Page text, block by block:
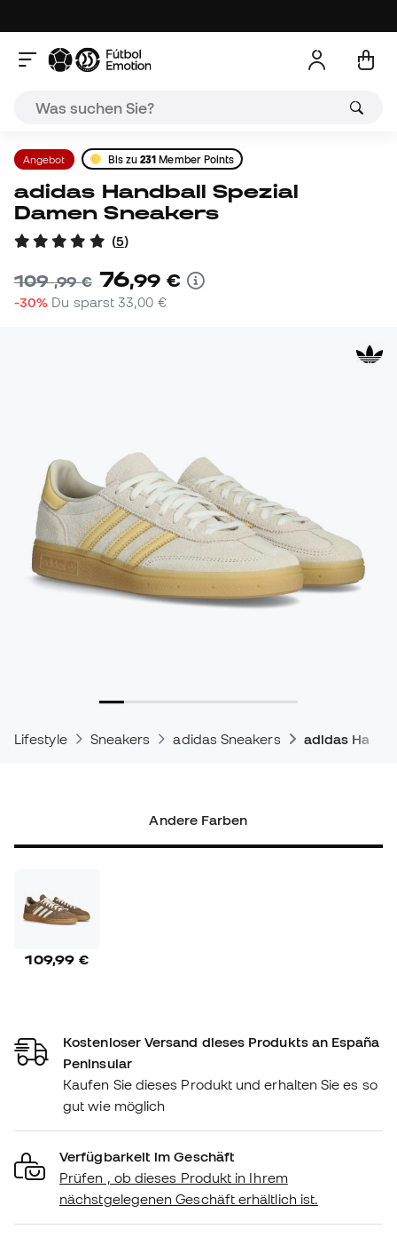
Angebot Bis zu231 Member Points
adidas Handball Spezial
Damen Sneakers
(5)
109,99 € 76,99 €
-30% Du sparst33,00 €
Lifestyle Sneakers adidas Sneakers adidas
Andere Farben
109,99 €
Kostenloser Versand dieses Produkts an España
Peninsular
Kaufen Sie dieses Produkt und erhalten Sie es so
gut wie möglich
Verfügbarkeit im Geschäft
Prüfen , ob dieses Produkt in Ihrem
nächstgelegenen Geschäft erhältlich ist.